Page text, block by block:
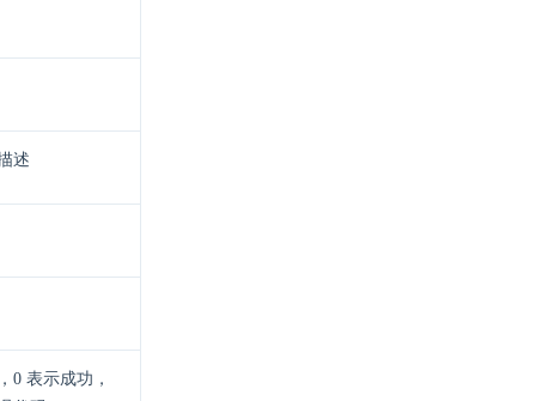
述
0 表示成功，